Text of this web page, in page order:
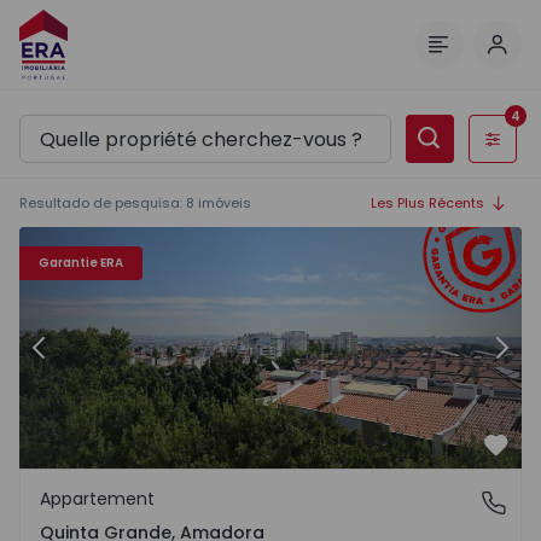
Filtres
4
Resultado de pesquisa: 8 imóveis Les Plus Récents
Garantie ERA
Appartement T2 Amadora, Quinta Grande - 1547015 - 15
Précédent
Quinta Grande, Amadora
Appartement
Quinta Grande, Amadora